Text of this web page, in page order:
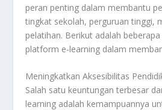
peran penting dalam membantu
tingkat sekolah, perguruan tinggi,
pelatihan. Berikut adalah
platform e-learning dalam
Meningkatkan Aksesibilitas
Salah satu keuntungan terbesar
learning adalah kemampuannya